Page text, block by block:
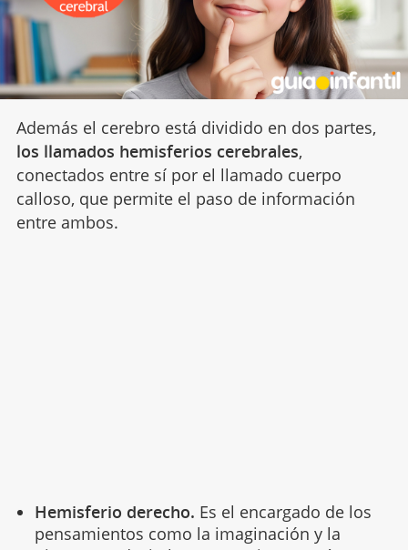
Además el cerebro está dividido en dos partes,
los llamados hemisferios cerebrales,
conectados entre sí por el llamado cuerpo
calloso, que permite el paso de información
entre ambos.
Hemisferio derecho. Es el encargado de los
pensamientos como la imaginación y la